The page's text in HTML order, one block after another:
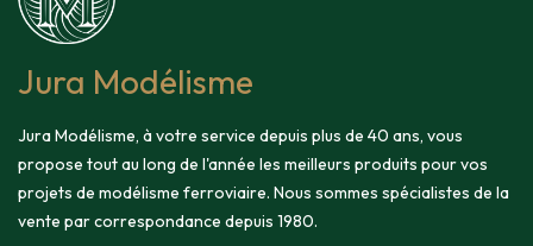
Jura Modélisme
Jura Modélisme, à votre service depuis plus de 40 ans, vous
propose tout au long de l'année les meilleurs produits pour vos
projets de modélisme ferroviaire. Nous sommes spécialistes de la
vente par correspondance depuis 1980.